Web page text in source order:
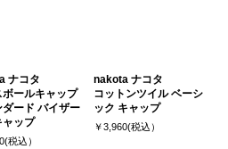
ナコタ
ボールキャップ
ダード バイザー
ャップ
税込）
nakota ナコタ
コットンツイル ベーシ
ック キャップ
￥3,960(税込）